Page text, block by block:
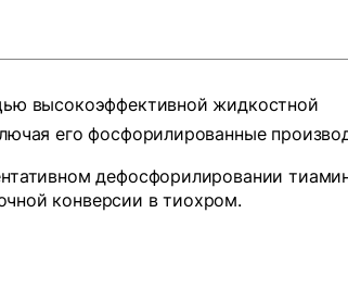
высокоэффективной жидкостной
его фосфорилированные
дефосфорилировании
конверсии в тиохром.